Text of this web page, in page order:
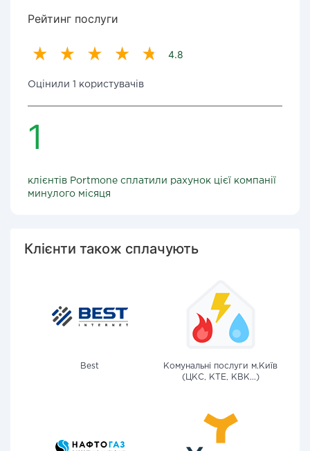
Рейтинг послуги
4.8
Оцінили 1 користувачів
1
клієнтів Portmone сплатили рахунок цієї компанії
минулого місяця
Клієнти також сплачують
Best
Комунальні послуги м.Київ
(ЦКС, КТЕ, КВК...)